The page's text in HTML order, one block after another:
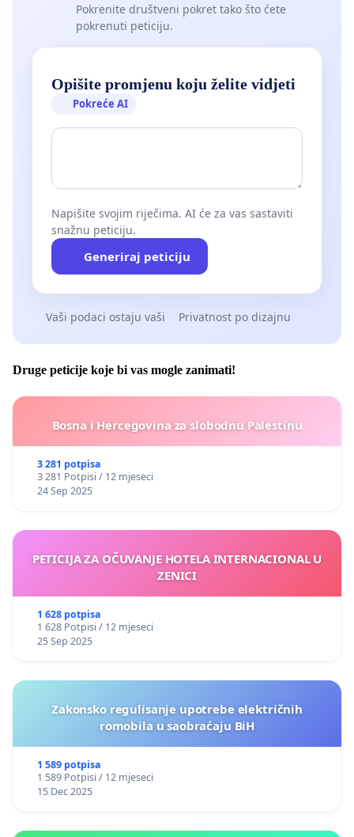
Pokrenite društveni pokret tako što ćete
pokrenuti peticiju.
Opišite promjenu koju želite vidjeti
Pokreće AI
Napišite svojim riječima. AI će za vas sastaviti
snažnu peticiju.
Generiraj peticiju
Vaši podaci ostaju vaši Privatnost po dizajnu
Druge peticije koje bi vas mogle zanimati!
Bosna i Hercegovina za slobodnu Palestinu
3 281 potpisa
3 281 Potpisi / 12 mjeseci
24 Sep 2025
PETICIJA ZA OČUVANJE HOTELA INTERNACIONAL U
ZENICI
1 628 potpisa
1 628 Potpisi / 12 mjeseci
25 Sep 2025
Zakonsko regulisanje upotrebe električnih
romobila u saobraćaju BiH
1 589 potpisa
1 589 Potpisi / 12 mjeseci
15 Dec 2025